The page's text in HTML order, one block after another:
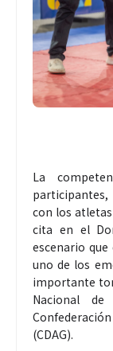
La
con los
cita en el
escenario
uno de los
importante
Nacional
(CDAG).